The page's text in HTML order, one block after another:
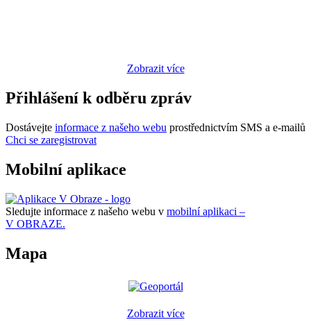
Zobrazit více
Přihlášení k odběru zpráv
Dostávejte informace z našeho webu prostřednictvím SMS a e-mailů
Chci se zaregistrovat
Mobilní aplikace
Sledujte informace z našeho webu v mobilní aplikaci –
V OBRAZE.
Mapa
Zobrazit více